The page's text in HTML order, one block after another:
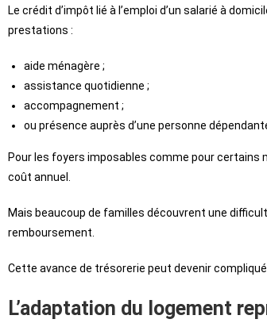
Le crédit d’impôt lié à l’emploi d’un salarié à
prestations :
aide ménagère ;
assistance quotidienne ;
accompagnement ;
ou présence auprès d’une personne
Pour les foyers imposables comme pour
coût annuel.
Mais beaucoup de familles découvrent une
remboursement.
Cette avance de trésorerie peut devenir
L’adaptation du logement